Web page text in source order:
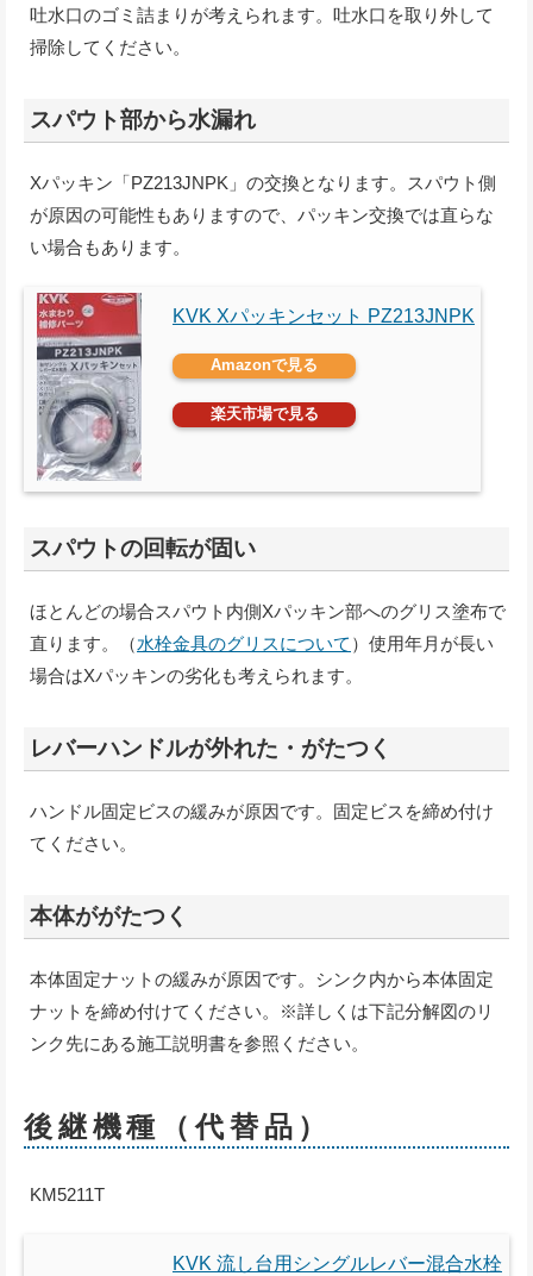
吐水口のゴミ詰まりが考えられます。吐水口を取り外して
掃除してください。
スパウト部から水漏れ
Xパッキン「PZ213JNPK」の交換となります。スパウト側
が原因の可能性もありますので、パッキン交換では直らな
い場合もあります。
KVK Xパッキンセット PZ213JNPK
Amazonで見る
楽天市場で見る
スパウトの回転が固い
ほとんどの場合スパウト内側Xパッキン部へのグリス塗布で
直ります。（水栓金具のグリスについて ）使用年月が長い
場合はXパッキンの劣化も考えられます。
レバーハンドルが外れた・がたつく
ハンドル固定ビスの緩みが原因です。固定ビスを締め付け
てください。
本体ががたつく
本体固定ナットの緩みが原因です。シンク内から本体固定
ナットを締め付けてください。※詳しくは下記分解図のリ
ンク先にある施工説明書を参照ください。
後継機種（代替品）
KM5211T
KVK 流し台用シングルレバー混合水栓